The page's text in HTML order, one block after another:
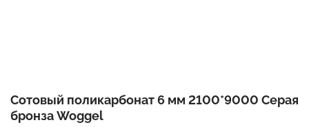
Сотовый поликарбонат 6 мм 2100*9000 Серая
бронза Woggel